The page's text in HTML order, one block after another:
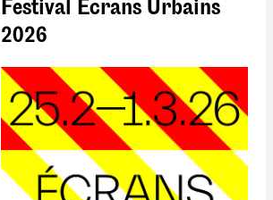
Festival Écrans Urbains
2026